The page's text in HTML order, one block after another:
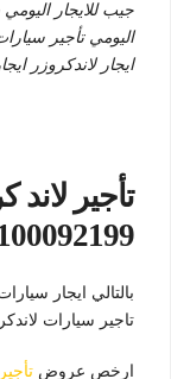
جيب للايجار
اليومي تأجير
ايجار لاندكروزر
تاجير سيارات
ارخص عروض